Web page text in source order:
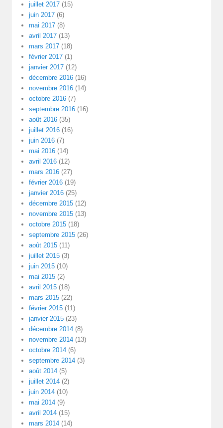
juillet 2017 (15)
juin 2017 (6)
mai 2017 (8)
avril 2017 (13)
mars 2017 (18)
février 2017 (1)
janvier 2017 (12)
décembre 2016 (16)
novembre 2016 (14)
octobre 2016 (7)
septembre 2016 (16)
août 2016 (35)
juillet 2016 (16)
juin 2016 (7)
mai 2016 (14)
avril 2016 (12)
mars 2016 (27)
février 2016 (19)
janvier 2016 (25)
décembre 2015 (12)
novembre 2015 (13)
octobre 2015 (18)
septembre 2015 (26)
août 2015 (11)
juillet 2015 (3)
juin 2015 (10)
mai 2015 (2)
avril 2015 (18)
mars 2015 (22)
février 2015 (11)
janvier 2015 (23)
décembre 2014 (8)
novembre 2014 (13)
octobre 2014 (6)
septembre 2014 (3)
août 2014 (5)
juillet 2014 (2)
juin 2014 (10)
mai 2014 (9)
avril 2014 (15)
mars 2014 (14)